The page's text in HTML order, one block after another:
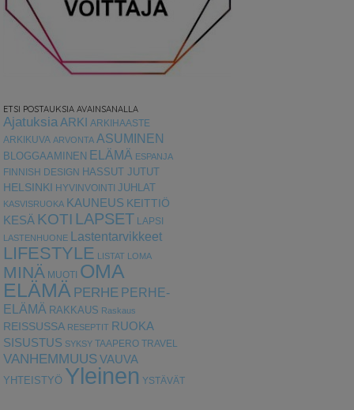
ETSI POSTAUKSIA AVAINSANALLA
Ajatuksia ARKI ARKIHAASTE
ARKIKUVA ARVONTA ASUMINEN
BLOGGAAMINEN ELÄMÄ ESPANJA
FINNISH DESIGN HASSUT JUTUT
HELSINKI HYVINVOINTI JUHLAT
KASVISRUOKA KAUNEUS KEITTIÖ
KESÄ KOTI LAPSET LAPSI
LASTENHUONE Lastentarvikkeet
LIFESTYLE LISTAT LOMA
MINÄ MUOTI OMA
ELÄMÄ PERHE PERHE-
ELÄMÄ RAKKAUS Raskaus
REISSUSSA RESEPTIT RUOKA
SISUSTUS SYKSY TAAPERO TRAVEL
VANHEMMUUS VAUVA
YHTEISTYÖ Yleinen YSTÄVÄT